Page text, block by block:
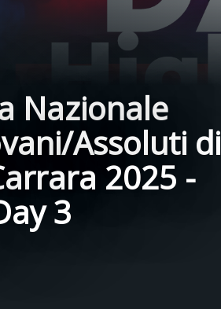
Nazionale
Assoluti di
2025 -
3